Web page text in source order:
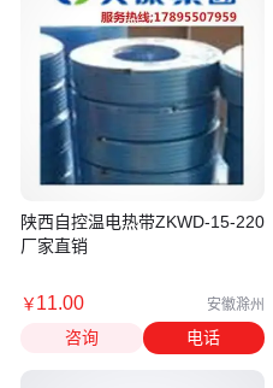
陕西自控温电热带ZKWD-15-220
厂家直销
￥11.00 安徽滁州
咨询 电话